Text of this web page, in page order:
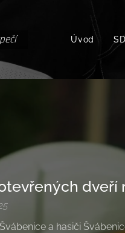
Úvod
dveří
a hasiči